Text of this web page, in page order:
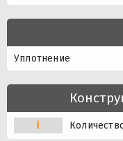
Уплотнение
i